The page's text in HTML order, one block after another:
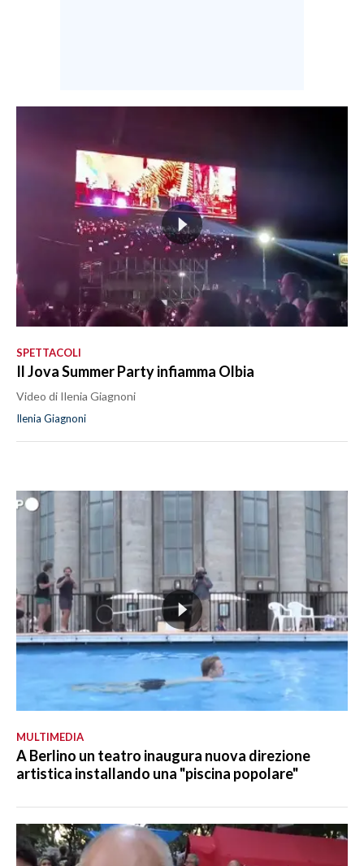
SPETTACOLI
Il Jova Summer Party infiamma Olbia
Video di Ilenia Giagnoni
Ilenia Giagnoni
MULTIMEDIA
A Berlino un teatro inaugura nuova direzione
artistica installando una "piscina popolare"